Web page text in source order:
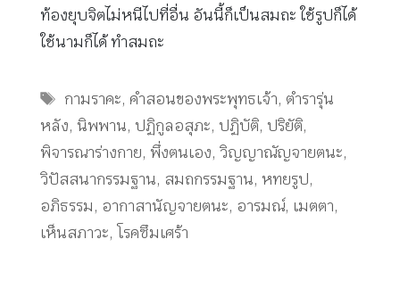
ท้องยุบจิตไม่หนีไปที่อื่น อันนี้ก็เป็นสมถะ ใช้รูปก็ได้
ใช้นามก็ได้ ทำสมถะ
Tags
กามราคะ,คำสอนของพระพุทธเจ้า, ตำรารุ่น
หลัง, นิพพาน, ปฏิกูลอสุภะ, ปฏิบัติ, ปริยัติ,
พิจารณาร่างกาย, พึ่งตนเอง, วิญญาณัญจายตนะ,
วิปัสสนากรรมฐาน, สมถกรรมฐาน, หทยรูป,
อภิธรรม, อากาสานัญจายตนะ, อารมณ์, เมตตา,
เห็นสภาวะ, โรคซึมเศร้า